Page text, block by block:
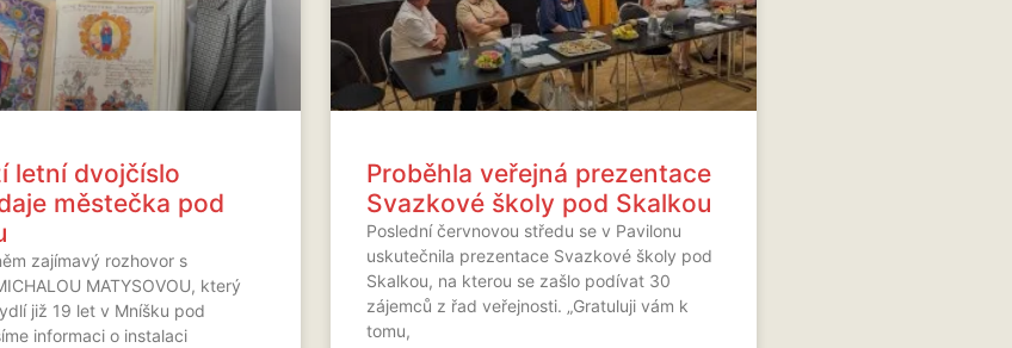
letní dvojčíslo
městečka pod
zajímavý rozhovor s
MATYSOVOU, který
již 19 let v Mníšku pod
informaci o instalaci
Proběhla veřejná prezentace
Svazkové školy pod Skalkou
Poslední červnovou středu se v Pavilonu
uskutečnila prezentace Svazkové školy pod
Skalkou, na kterou se zašlo podívat 30
zájemců z řad veřejnosti. „Gratuluji vám k
tomu,